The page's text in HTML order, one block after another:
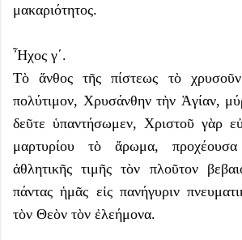
μακαριότητος.
Ἦχος γ΄.
Τὸ ἄνθος τῆς πίστεως τὸ
πολύτιμον, Χρυσάνθην τὴν Ἁγίαν,
δεῦτε ὑπαντήσωμεν, Χριστοῦ γὰρ
μαρτυρίου τὸ ἄρωμα,
ἀθλητικῆς τιμῆς τὸν πλοῦτον
πάντας ἡμᾶς εἰς πανήγυριν
τὸν Θεὸν τὸν ἐλεήμονα.